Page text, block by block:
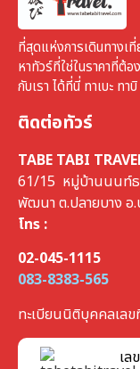
ที่สุดแห่งการเดินทางเ
หาทัวร์ที่ใช่ในราคาที่ต้อ
กับเรา ได้ที่นี่ ทาเบะ ทา
ติดต่อทัวร์
TABE TABI
61/15 หมู่บ้านนนท์ธ
พัฒนา ต.ปลายบาง อ
โทร :
02-045-1115
083-8383-565
ทะเบียนนิติบุคคลเล
เ